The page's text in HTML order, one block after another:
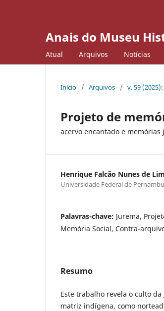
Anais do Museu
Atual Arquivos Notícias
Início / Arquivos / v. 59
Projeto de
acervo encantado e
Henrique Falcão Nunes de
Universidade Federal de
Palavras-chave: Jurema,
Memória Social, Contra-
Resumo
Este trabalho revela o culto
matriz indígena, como